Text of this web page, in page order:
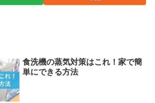
食洗機の蒸気対策はこれ！家で簡
単にできる方法